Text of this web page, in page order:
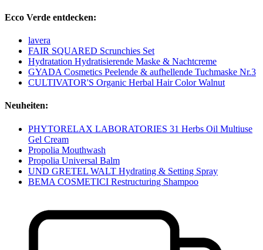
Ecco Verde entdecken:
lavera
FAIR SQUARED Scrunchies Set
Hydratation Hydratisierende Maske & Nachtcreme
GYADA Cosmetics Peelende & aufhellende Tuchmaske Nr.3
CULTIVATOR'S Organic Herbal Hair Color Walnut
Neuheiten:
PHYTORELAX LABORATORIES 31 Herbs Oil Multiuse
Gel Cream
Propolia Mouthwash
Propolia Universal Balm
UND GRETEL WALT Hydrating & Setting Spray
BEMA COSMETICI Restructuring Shampoo